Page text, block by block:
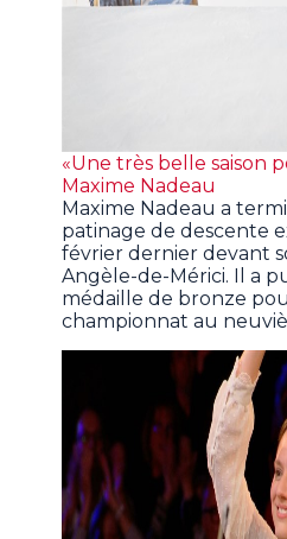
«Une très belle saison
Maxime Nadeau
Maxime Nadeau a
patinage de descente
février dernier devant
Angèle-de-Mérici. Il a
médaille de bronze
championnat au